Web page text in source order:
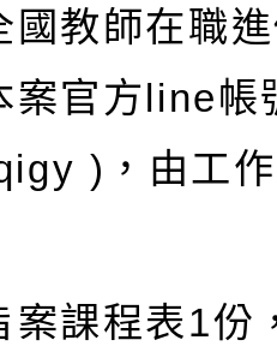
國教師在職
案官方line帳
) ，由工
案課程表1份